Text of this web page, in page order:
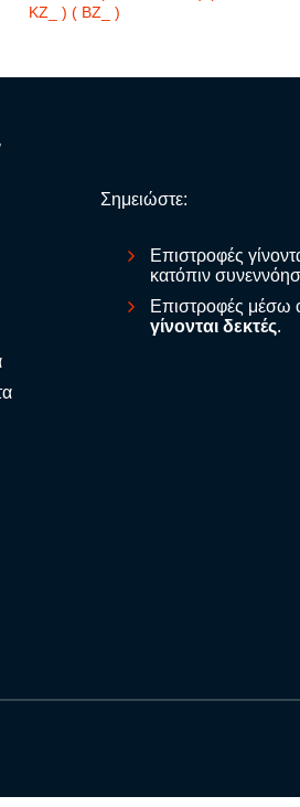
KZ_ ) ( BZ_ )
Σημειώστε:
Επιστροφές
κατόπιν
Επιστροφές μέσω
γίνονται δεκτές.